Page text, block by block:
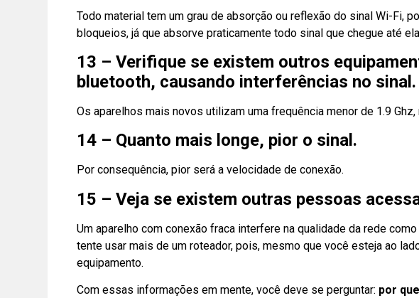
Todo material tem um grau de absorção ou reflexão do sinal Wi-Fi,
bloqueios, já que absorve praticamente todo sinal que chegue até
13 – Verifique se existem outros
bluetooth, causando interferências no sinal.
Os aparelhos mais novos utilizam uma frequência menor de 1.9
14 – Quanto mais longe, pior o sinal.
Por consequência, pior será a velocidade de conexão.
15 – Veja se existem outras pessoas
Um aparelho com conexão fraca interfere na qualidade da rede
tente usar mais de um roteador, pois, mesmo que você esteja ao
equipamento.
Com essas informações em mente, você deve se perguntar: por